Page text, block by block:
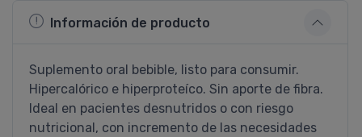
Información de producto
Suplemento oral bebible, listo para consumir.
Hipercalórico e hiperproteí­co. Sin aporte de fibra.
Ideal en pacientes desnutridos o con riesgo
nutricional, con incremento de las necesidades